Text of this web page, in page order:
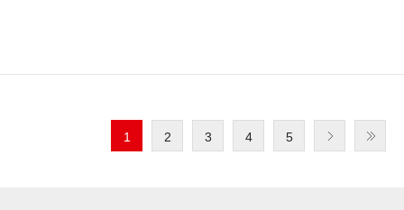
1 2 3 4 5